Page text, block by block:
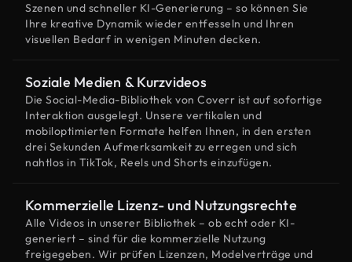
Szenen und schneller KI-Generierung – so können Sie
Ihre kreative Dynamik wieder entfesseln und Ihren
visuellen Bedarf in wenigen Minuten decken.
Soziale Medien & Kurzvideos
Die Social-Media-Bibliothek von Coverr ist auf sofortige
Interaktion ausgelegt. Unsere vertikalen und
mobiloptimierten Formate helfen Ihnen, in den ersten
drei Sekunden Aufmerksamkeit zu erregen und sich
nahtlos in TikTok, Reels und Shorts einzufügen.
Kommerzielle Lizenz- und Nutzungsrechte
Alle Videos in unserer Bibliothek – ob echt oder KI-
generiert – sind für die kommerzielle Nutzung
freigegeben. Wir prüfen Lizenzen, Modelverträge und